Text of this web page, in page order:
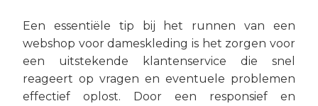
Een essentiële tip bij het runnen van een
webshop voor dameskleding is het zorgen voor
een uitstekende klantenservice die snel
reageert op vragen en eventuele problemen
effectief oplost. Door een responsief en